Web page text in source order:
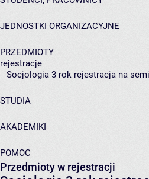
JEDNOSTKI ORGANIZACYJNE
PRZEDMIOTY
rejestracje
Socjologia 3 rok rejestracja na
STUDIA
AKADEMIKI
POMOC
Przedmioty w rejestracji